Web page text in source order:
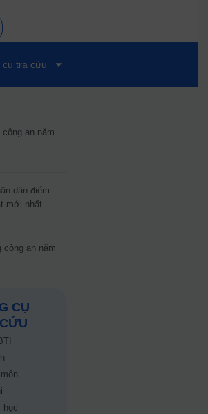
cụ tra cứu
an năm
dân điểm
mới nhất
an năm
CỤ
học